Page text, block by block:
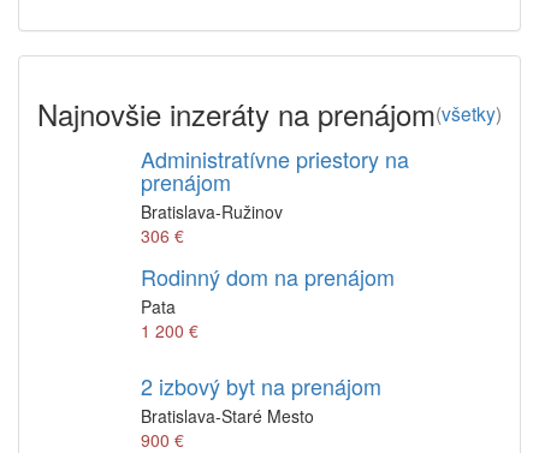
(všetky)
Najnovšie inzeráty na prenájom
Administratívne priestory na
prenájom
Bratislava-Ružinov
306 €
Rodinný dom na prenájom
Pata
1 200 €
2 izbový byt na prenájom
Bratislava-Staré Mesto
900 €